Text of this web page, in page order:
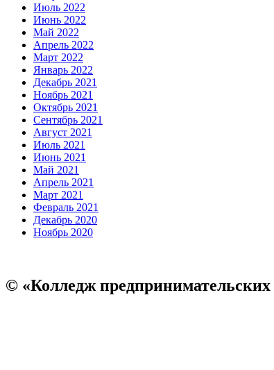
Июль 2022
Июнь 2022
Май 2022
Апрель 2022
Март 2022
Январь 2022
Декабрь 2021
Ноябрь 2021
Октябрь 2021
Сентябрь 2021
Август 2021
Июль 2021
Июнь 2021
Май 2021
Апрель 2021
Март 2021
Февраль 2021
Декабрь 2020
Ноябрь 2020
© «Колледж